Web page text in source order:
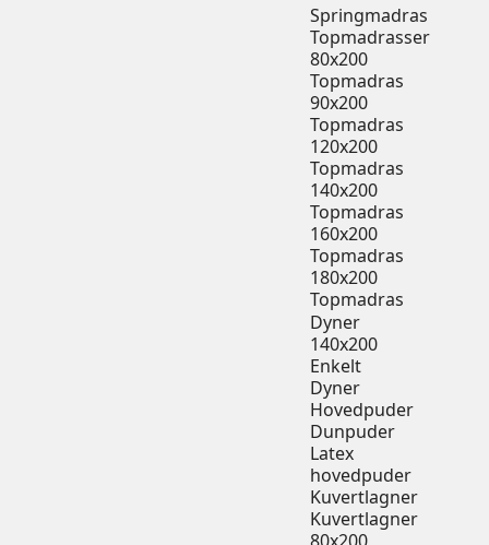
Springmadras
Topmadrasser
80x200
Topmadras
90x200
Topmadras
120x200
Topmadras
140x200
Topmadras
160x200
Topmadras
180x200
Topmadras
Dyner
140x200
Enkelt
Dyner
Hovedpuder
Dunpuder
Latex
hovedpuder
Kuvertlagner
Kuvertlagner